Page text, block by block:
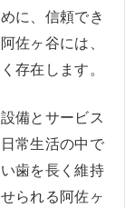
に、信頼でき
佐ヶ谷には、
存在します。
備とサービス
常生活の中で
歯を長く維持
られる阿佐ヶ